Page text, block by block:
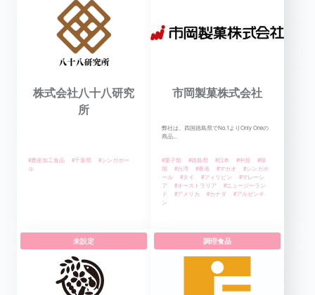
株式会社八十八研究
所
#農産加工食品 #千葉県
#シンガポー
ル
市岡製菓株式会社
弊社は、四国徳島県でNo.1よりOnly Oneの
商品...
#菓子類 #徳島県 #日本 #中国
#韓
国
#台湾 #香港 #マカオ
#シンガポ
ール
#タイ #フィリピン
#マレーシ
ア
#オーストラリア
#ニュージーラン
ド
#アメリカ #カナダ
#アルゼンチ
ン
未設定 調理食品